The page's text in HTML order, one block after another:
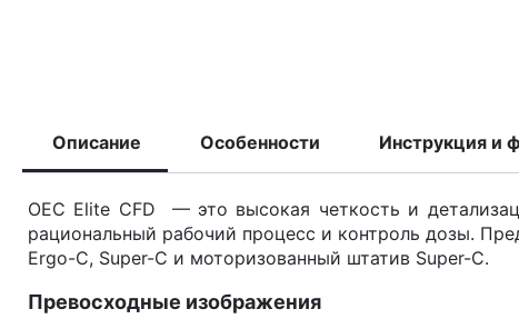
Описание Особенности Инструкция и
OEC Elite CFD — это высокая четкость и
рациональный рабочий процесс и контроль дозы.
Ergo-C, Super-C и моторизованный штатив Super-C.
Превосходные изображения